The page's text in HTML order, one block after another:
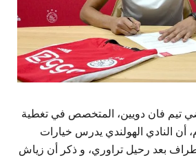
تيم فان دويين، المتخصص في تغطية
أن النادي الهولندي يدرس خيارات
بعد رحيل تراوري، و ذكر أن زياش